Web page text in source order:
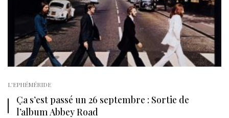
L'EPHÉMÉRIDE
Ça s’est passé un 26 septembre : Sortie de
l’album Abbey Road